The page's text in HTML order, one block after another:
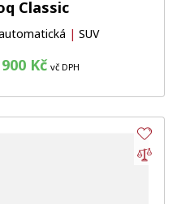
Classic
| SUV
Kč vč DPH